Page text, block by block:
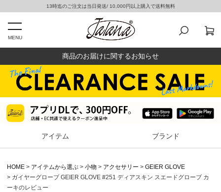
13時迄のご注文は当日発送/ 10,000円以上購入で送料無料
MENU
商品のお届けに関するお知らせ
アイテム ブランド
HOME アイテムから選ぶ 小物 アクセサリー
GEIER GLOVE
ガイヤーグローブ GEIER GLOVE #251 ディアスキン スエードグローブ カ
ーキのレビュー